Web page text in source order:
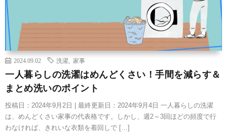
2024.09.02 洗濯 家事
一人暮らしの洗濯はめんどくさい！手間を減らす＆
まとめ洗いのポイント
投稿日：2024年9月2日 | 最終更新日：2024年9月4日 一人暮らしの洗濯
は、めんどくさい家事の代表格です。しかし、週2～3回ほどの頻度で行
わなければ、きれいな衣類を着回しで […]